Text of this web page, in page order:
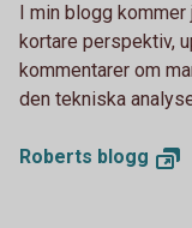
I min blogg
kortare perspektiv,
kommentarer om
den tekniska
Roberts blogg